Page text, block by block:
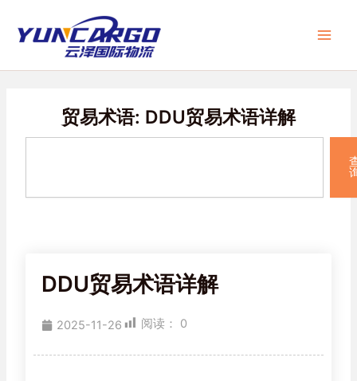
贸易术语: DDU贸易术语详解
DDU贸易术语详解
2025-11-26 阅读： 0